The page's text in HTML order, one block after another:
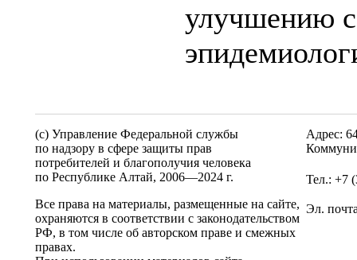
улучшению
(c) Управление Федеральной службы
по надзору в сфере защиты прав
потребителей и благополучия человека
по Республике Алтай, 2006—2024 г.
Все права на материалы, размещенные на сайте,
охраняются в соответствии с законодательством
РФ, в том числе об авторском праве и смежных
правах.
Адрес:
Тел.: +7
Эл.